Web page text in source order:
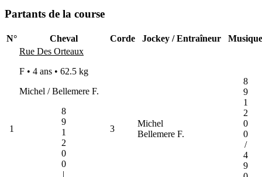
Partants de la course
N° Cheval Corde Jockey / Entraîneur Musique
1
Rue Des Orteaux
F • 4 ans • 62.5 kg
Michel / Bellemere F.
8
9
1
2
0
0
|
3
Michel
Bellemere F.
8
9
1
2
0
0
/
4
9